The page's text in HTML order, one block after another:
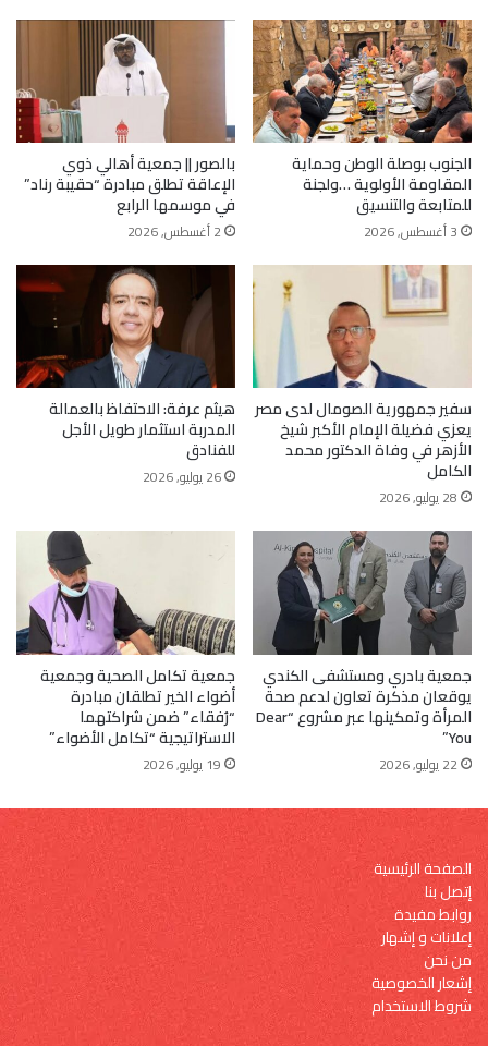
الجنوب بوصلة الوطن وحماية
المقاومة الأولوية …ولجنة
للمتابعة والتنسيق
3 أغسطس, 2026
بالصور || جمعية أهالي ذوي
الإعاقة تطلق مبادرة “حقيبة رناد”
في موسمها الرابع
2 أغسطس, 2026
سفير جمهورية الصومال لدى مصر
يعزي فضيلة الإمام الأكبر شيخ
الأزهر في وفاة الدكتور محمد
الكامل
28 يوليو, 2026
هيثم عرفة: الاحتفاظ بالعمالة
المدربة استثمار طويل الأجل
للفنادق
26 يوليو, 2026
جمعية بادري ومستشفى الكندي
يوقعان مذكرة تعاون لدعم صحة
المرأة وتمكينها عبر مشروع “Dear
You”
22 يوليو, 2026
جمعية تكامل الصحية وجمعية
أضواء الخير تطلقان مبادرة
“رُفقاء” ضمن شراكتهما
الاستراتيجية “تكامل الأضواء”
19 يوليو, 2026
الصفحة الرئيسية
إتصل بنا
روابط مفيدة
إعلانات و إشهار
من نحن
إشعار الخصوصية
شروط الاستخدام